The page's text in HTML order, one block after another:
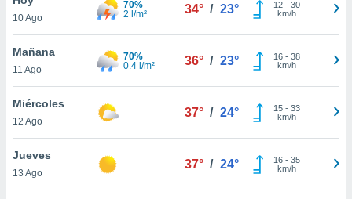
en
más
nuestra
de
10 Ago
70%
2 l/m²
34° / 23° 12- 30
km/h
Mañana
11 Ago
70%
0.4 l/m²
36° / 23° 16- 38
km/h
Miércoles
12 Ago
37° / 24° 15- 33
km/h
Jueves
13 Ago
37° / 24° 16- 35
km/h